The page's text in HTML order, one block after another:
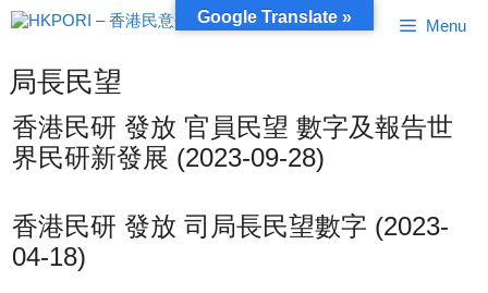
跳
至
容
Menu
局長民望
香港民研 發放 官員民望 數字及報告世
界民研新發展 (2023-09-28)
香港民研 發放 司局長民望數字 (2023-
04-18)
Google Translate »